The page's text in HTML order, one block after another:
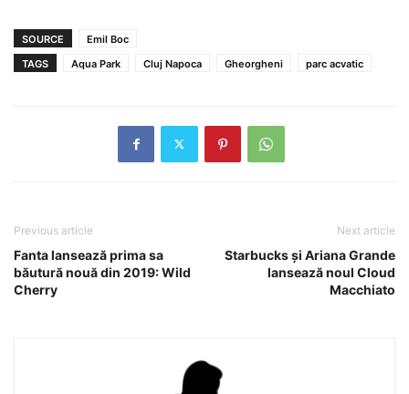
SOURCE
Emil Boc
TAGS
Aqua Park Cluj Napoca Gheorgheni parc acvatic
Previous article
Fanta lansează prima sa
băutură nouă din 2019: Wild
Cherry
Next article
Starbucks şi Ariana Grande
lansează noul Cloud
Macchiato